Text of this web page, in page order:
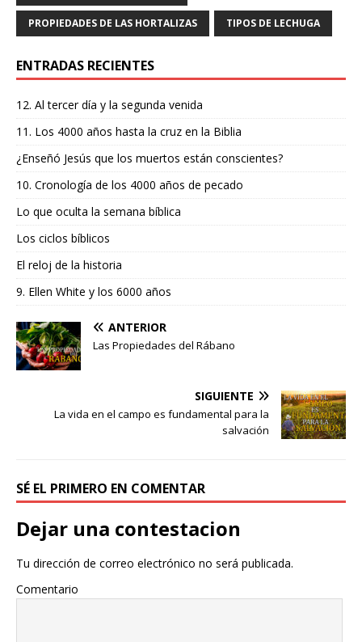
o
k
p r
PROPIEDADES DE LAS HORTALIZAS TIPOS DE LECHUGA
ENTRADAS RECIENTES
12. Al tercer día y la segunda venida
11. Los 4000 años hasta la cruz en la Biblia
¿Enseñó Jesús que los muertos están conscientes?
10. Cronología de los 4000 años de pecado
Lo que oculta la semana bíblica
Los ciclos bíblicos
El reloj de la historia
9. Ellen White y los 6000 años
ANTERIOR
Las Propiedades del Rábano
SIGUIENTE
La vida en el campo es fundamental para la
salvación
SÉ EL PRIMERO EN COMENTAR
Dejar una contestacion
Tu dirección de correo electrónico no será publicada.
Comentario